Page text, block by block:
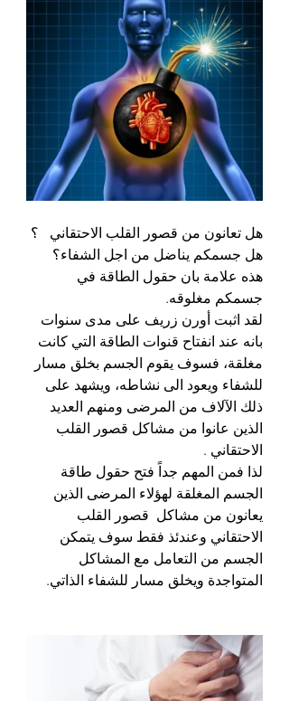
هل تعانون من قصور القلب الاحتقاني   ؟
هل جسمكم يناضل من اجل الشفاء؟
هذه علامة بان حقول الطاقة في
جسمكم مغلوقه.
لقد اثبت أورن زريف على مدى سنوات
بانه عند انفتاح قنوات الطاقة التي كانت
مغلقة، فسوف يقوم الجسم بخلق مسار
للشفاء ويعود الى نشاطه، ويشهد على
ذلك الآلاف من المرضى ومنهم العديد
الذين عانوا من مشاكل قصور القلب
الاحتقاني .
لذا فمن المهم جداً فتح حقول طاقة
الجسم المغلقة لهؤلاء المرضى الذين
يعانون من مشاكل  قصور القلب
الاحتقاني وعندئذ فقط سوف يتمكن
الجسم من التعامل مع المشاكل
المتواجدة ويخلق مسار للشفاء الذاتي.